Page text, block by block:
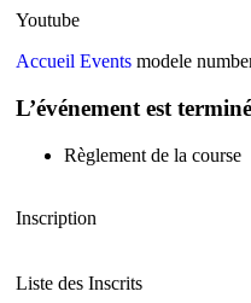
Youtube
Accueil Events modele
L’événement est
Règlement de la course
Inscription
Liste des Inscrits